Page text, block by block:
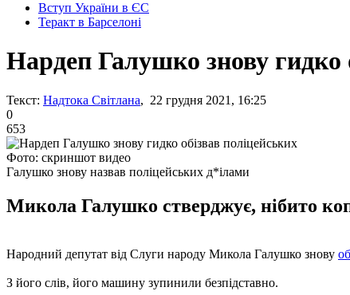
Вступ України в ЄС
Теракт в Барселоні
Нардеп Галушко знову гидко
Текст: Надтока Світлана, 22 грудня 2021, 16:25
0
653
Фото: скриншот видео
Галушко знову назвав поліцейських д*ілами
Микола Галушко стверджує, нібито
Народний депутат від Слуги народу Микола Галушко знову
З його слів, його машину зупинили безпідставно.